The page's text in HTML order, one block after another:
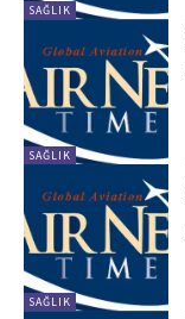
SAĞLIK
SAĞLIK
SAĞLIK